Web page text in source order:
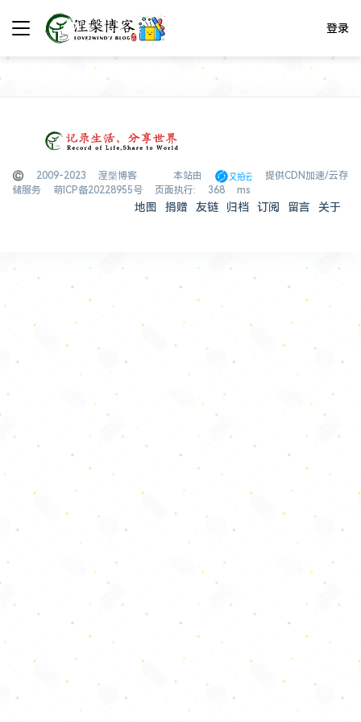
登录
© 2009-2023 涅槃博客 本站由
提供CDN加速/云存
储服务
萌ICP备20228955号 页面执行: 368 ms
地图 捐赠 友链 归档 订阅 留言 关于